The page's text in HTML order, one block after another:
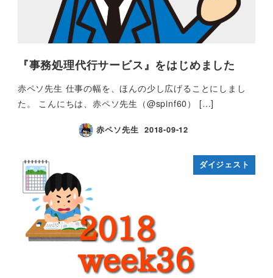
『事務処理代行サービス』をはじめました
赤ペソ先生 仕事の幅を、ほんの少し広げることにしまし
た。 こんにちは、赤ペソ先生（@spinf60） […]
赤ペソ先生 2018-09-12
ダイジェスト